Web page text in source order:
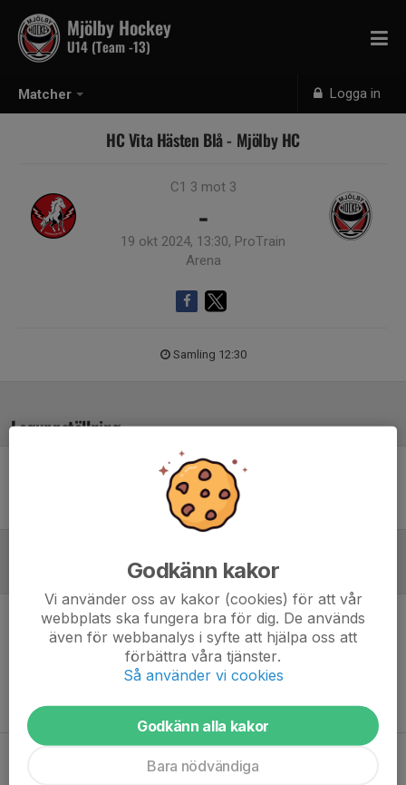
Matcher Logga in
Mjölby Hockey
U14 (Team -13)
HC Vita Hästen Blå - Mjölby HC
C1 3 mot 3
-
19 okt 2024, 13:30, ProTrain
Arena
Samling 12:30
Laguppställning
Ingen uppställning ifylld
Inget referat skrivet
Godkänn kakor
Vi använder oss av kakor (cookies) för att vår
webbplats ska fungera bra för dig. De används
även för webbanalys i syfte att hjälpa oss att
förbättra våra tjänster.
Så använder vi cookies
Godkänn alla kakor
Bara nödvändiga